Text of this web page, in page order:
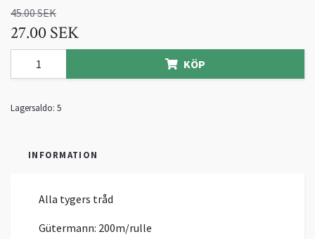
45.00 SEK
27.00 SEK
KÖP
Lagersaldo: 5
INFORMATION
Alla tygers tråd
Gütermann: 200m/rulle